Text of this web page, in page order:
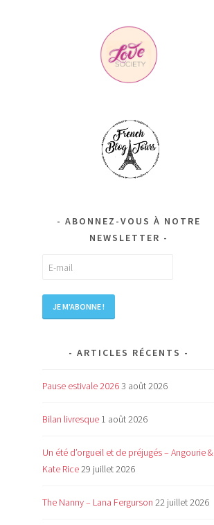
ABONNEZ-VOUS À NOTRE
NEWSLETTER
ARTICLES RÉCENTS
Pause estivale 20263 août 2026
Bilan livresque 1 août 2026
Un été d’orgueil et de préjugés – Angourie &
Kate Rice29 juillet 2026
The Nanny – Lana Fergurson 22 juillet 2026